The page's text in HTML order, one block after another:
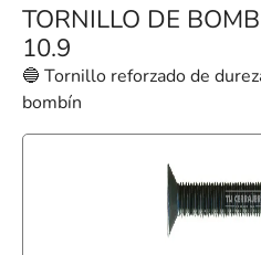
TORNILLO DE
10.9
🔵 Tornillo reforzado de
bombín